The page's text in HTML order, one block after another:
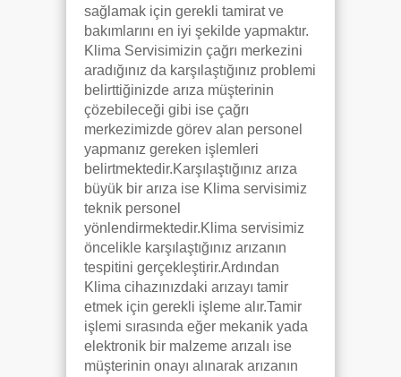
sağlamak için gerekli tamirat ve
bakımlarını en iyi şekilde yapmaktır.
Klima Servisimizin çağrı merkezini
aradığınız da karşılaştığınız problemi
belirttiğinizde arıza müşterinin
çözebileceği gibi ise çağrı
merkezimizde görev alan personel
yapmanız gereken işlemleri
belirtmektedir.Karşılaştığınız arıza
büyük bir arıza ise Klima servisimiz
teknik personel
yönlendirmektedir.Klima servisimiz
öncelikle karşılaştığınız arızanın
tespitini gerçekleştirir.Ardından
Klima cihazınızdaki arızayı tamir
etmek için gerekli işleme alır.Tamir
işlemi sırasında eğer mekanik yada
elektronik bir malzeme arızalı ise
müşterinin onayı alınarak arızanın